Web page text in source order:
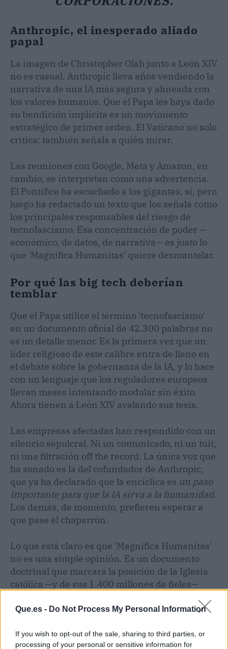
Que.es - Do Not Process My Personal Information
If you wish to opt-out of the sale, sharing to third parties, or
processing of your personal or sensitive information for
Anthropic, el inesperado aliado
papal
La imagen de Christopher Olah junto a León XIV
no es casual. Anthropic lleva años vendiendo la
narrativa de una IA más segura y alineada con
los valores humanos. Que el Papa les haya dado
su bendición implícita es un movimiento
estratégico de primer orden. El Vaticano no solo
critica: también señala a quién mirar.
Las reuniones con Google, Meta y Amazon, en
cambio, se interpretan como una advertencia.
El Pontífice ha escuchado a los gigantes, sí, pero
luego ha redactado un texto que los señala como
los principales responsables del riesgo de
tecnofascismo. Esa concentración de poder —
económico, de datos, de narrativa— es justo lo
que 'Magnifica Humanitas' quiere desmantelar.
Por qué las big tech deberían
temblar
Que el Papa utilice el término 'tecnofascismo'
en un documento oficial de 42.300 palabras no
es un detalle menor. Es la primera vez que un
líder religioso de este calibre entra de lleno en
el debate sobre la gobernanza de la IA, y lo hace
con un lenguaje que los reguladores europeos
llevan meses intentando modular sin éxito.
Ahora tienen a León XIV avalando sus tesis.
Las empresas afectadas han respondido con un
silencio sepulcral. Ni un comunicado, ni un tuit,
ni una filtración off the record. La única voz que
ha sonado es la del cofundador de Anthropic,
que ya ha declarado que la encíclica es un paso
importante para que la IA sirva a la humanidad.
Los demás, de momento, prefieren esperar a
que pase el chaparrón.
Lo que está claro es que 'Magnifica Humanitas'
no es una simple opinión. Es un documento
doctrinal que marcará la posición de la Iglesia
católica —y de sus 1.400 millones de fieles—
Y en un mundo donde el voto de cada usuario
les conviene ignorar.